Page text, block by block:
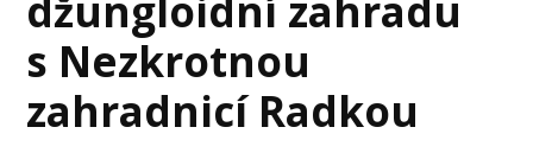
s Nezkrotnou
zahradnicí Radkou